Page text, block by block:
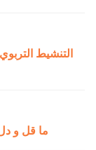
التنشيط
ما قل و